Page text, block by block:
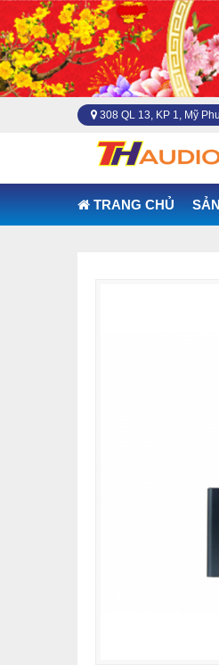
308 QL 13, KP 1, Mỹ
TRANG CHỦ